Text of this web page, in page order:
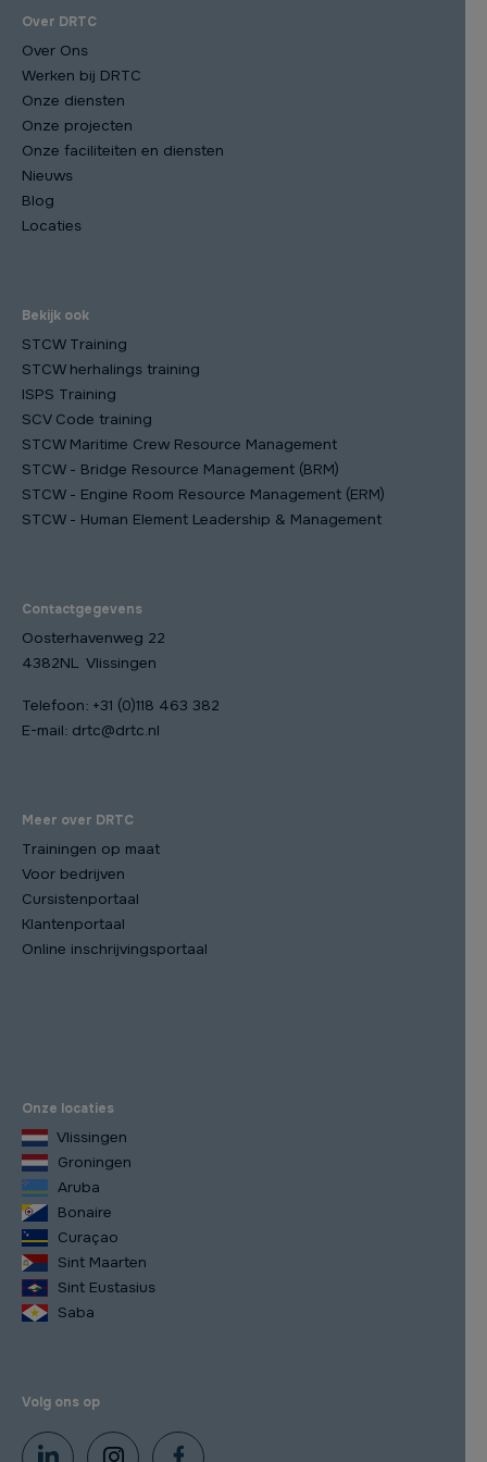
Over DRTC
Over Ons
Werken bij DRTC
Onze diensten
Onze projecten
Onze faciliteiten en diensten
Nieuws
Blog
Locaties
Bekijk ook
STCW Training
STCW herhalings training
ISPS Training
SCV Code training
STCW Maritime Crew Resource Management
STCW - Bridge Resource Management (BRM)
STCW - Engine Room Resource Management (ERM)
STCW - Human Element Leadership & Management
Contactgegevens
Oosterhavenweg 22
4382NL Vlissingen
Telefoon: +31 (0)118 463 382
E-mail: drtc@drtc.nl
Meer over DRTC
Trainingen op maat
Voor bedrijven
Cursistenportaal
Klantenportaal
Online inschrijvingsportaal
Onze locaties
Vlissingen
Groningen
Aruba
Bonaire
Curaçao
Sint Maarten
Sint Eustasius
Saba
Volg ons op